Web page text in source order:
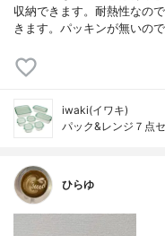
収納できます。耐熱性なの
きます。パッキンが無いの
iwaki(イワキ)
パック&レンジ７点
ひらゆ